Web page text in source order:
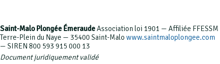
Saint-Malo Plongée ÉmeraudeAssociation loi 1901 — Affiliée FFESSM
Terre-Plein du Naye — 35400 Saint-Malo www.saintmaloplongee.com
— SIREN 800 593 915 000 13
Document juridiquement validé